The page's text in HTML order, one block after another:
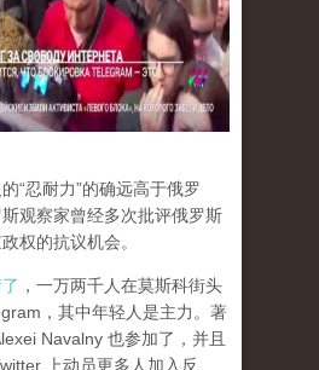
“忍耐力”的确远高于俄罗
观察家曾经多次批评俄罗斯
权的抗议机会。
，一万两千人在莫斯科街头
，其中年轻人是主力。著
Navalny 也参加了，并且
上动员更多人加入反